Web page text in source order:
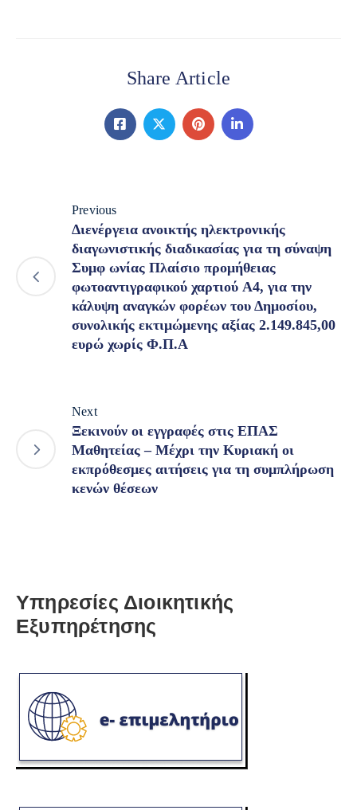
Share Article
Previous
Διενέργεια ανοικτής ηλεκτρονικής
διαγωνιστικής διαδικασίας για τη σύναψη
Συμφ ωνίας Πλαίσιο προμήθειας
φωτοαντιγραφικού χαρτιού A4, για την
κάλυψη αναγκών φορέων του Δημοσίου,
συνολικής εκτιμώμενης αξίας 2.149.845,00
ευρώ χωρίς Φ.Π.Α
Next
Ξεκινούν οι εγγραφές στις ΕΠΑΣ
Μαθητείας – Μέχρι την Κυριακή οι
εκπρόθεσμες αιτήσεις για τη συμπλήρωση
κενών θέσεων
Υπηρεσίες Διοικητικής
Εξυπηρέτησης